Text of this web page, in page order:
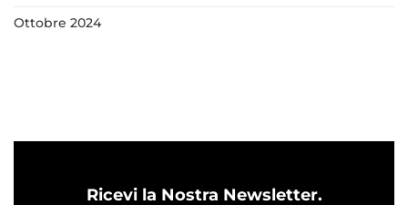
Ottobre 2024
Ricevi la Nostra Newsletter.